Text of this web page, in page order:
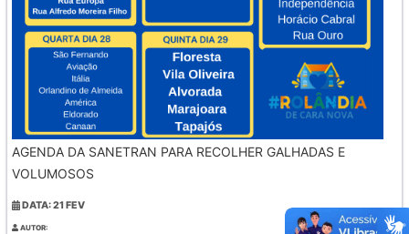
AGENDA DA SANETRAN PARA RECOLHER GALHADAS E
VOLUMOSOS
DATA: 21 FEV
AUTOR: